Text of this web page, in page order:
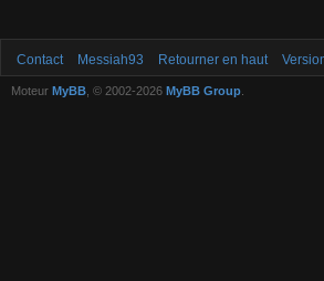
Contact Messiah93 Retourner en haut
Moteur MyBB , © 2002-2026 MyBB Group